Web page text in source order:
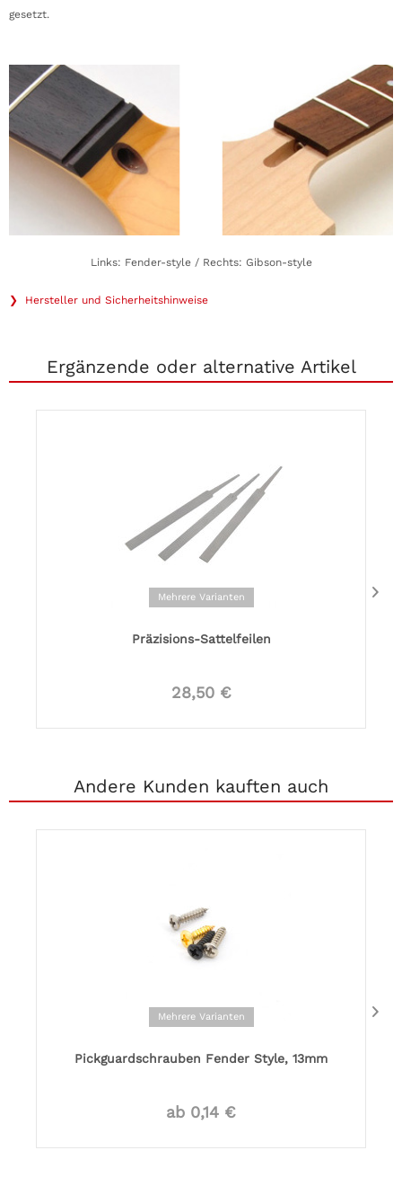
gesetzt.
Links: Fender-style / Rechts: Gibson-style
❯ Hersteller und Sicherheitshinweise
Ergänzende oder alternative Artikel
Mehrere Varianten
Präzisions-Sattelfeilen
28,50 €
Andere Kunden kauften auch
Mehrere Varianten
Pickguardschrauben Fender Style, 13mm
ab 0,14 €